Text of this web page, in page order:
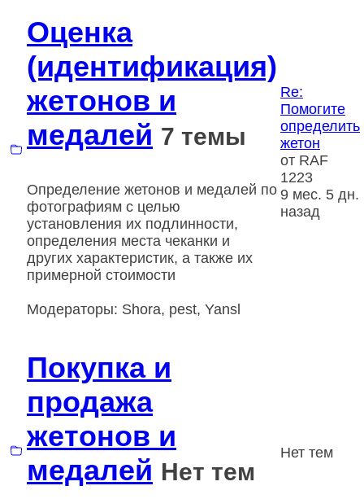
Оценка
(идентификация)
жетонов и
медалей 7 темы
Определение жетонов и медалей по
фотографиям с целью
установления их подлинности,
определения места чеканки и
других характеристик, а также их
примерной стоимости
Модераторы: Shora, pest, Yansl
Re:
Помогите
определить
жетон
от RAF
1223
9 мес. 5 дн.
назад
Покупка и
продажа
жетонов и
медалей Нет тем
Нет тем